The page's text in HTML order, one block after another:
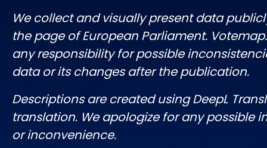
We collect and visually present data
the page of European Parliament.
any responsibility for possible
data or its changes after the publication.
Descriptions are created using DeepL
translation. We apologize for any possible
or inconvenience.